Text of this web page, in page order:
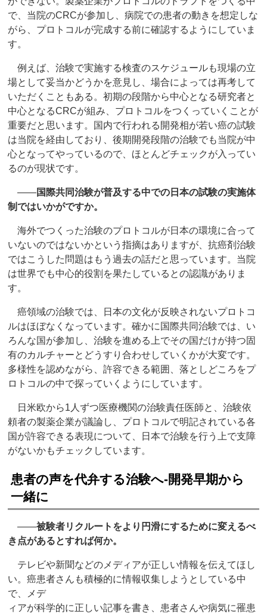
で、当院のCRCが参加し、病院での患者の動きを想定しな
がら、プロトコルが完成する前に確認するようにしていま
す。
例えば、治験で実施する検査のスケジュールも現場の立
場として妥当かどうかを意見し、場合によっては再考して
いただくこともある。初期の段階から中心となる研究者と
中心となるCRCが組み、プロトコルをつくっていくことが
重要だと思います。国内で行われる開発相が若い癌の試験
は当院を経由しており、後期開発段階の治験でも当院が中
心となってやっているので、ほとんどチェックが入ってい
るのが現状です。
――国際共同治験が普及する中での日本の試験の実施体
制ではいかがですか。
海外でつくった治験のプロトコルが日本の環境に合って
いないのではないかという指摘はありますが、抗癌剤治験
ではこうした問題はもう過去の話だと思っています。当院
は世界でも中心的役割を果たしているとの認識がありま
す。
癌領域の治験では、日本の文化が反映されないプロトコ
ルはほぼなくなっています。確かに国際共同治験では、い
ろんな国が参加し、治験を進める上でその国だけが持つ固
有のカルチャーとどうすり合わせしていくかが大変です。
多様性を認めながら、許容できる範囲、落としどころをプ
ロトコルの中で探っていくようにしています。
日米欧から1人ずつ医療機関の治験責任医師と、治験依
頼者の製薬企業が議論し、プロトコルで明記されている各
国が許容できる表現について、日本で治験を行う上で支障
がないかもチェックしています。
患者の声を代弁する治験へ‐開発早期から
一緒に
――被験者リクルートをより円滑にするために変えるべ
き点があるとすれば何か。
テレビや新聞などのメディアが正しい情報を伝えてほし
い。癌患者さんも積極的に情報収集しようとしている中
で、メデ
ィアが科学的に正しい記事を書き、患者さんや病気に罹患